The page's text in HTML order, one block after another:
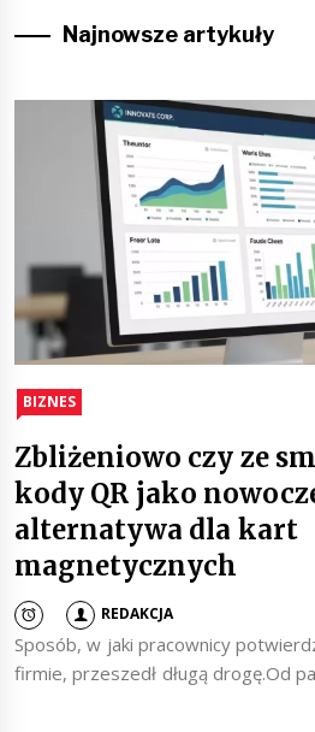
Najnowsze artykuły
BIZNES
Zbliżeniowo czy ze
kody QR jako
alternatywa dla kart
magnetycznych
REDAKCJA
Sposób, w jaki pracownicy
firmie, przeszedł długą drogę.Od